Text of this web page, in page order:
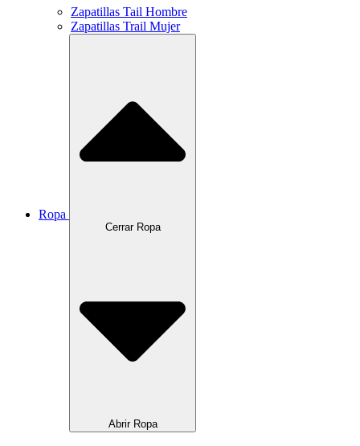
Zapatillas Tail Hombre
Zapatillas Trail Mujer
Ropa
Cerrar Ropa
Abrir Ropa